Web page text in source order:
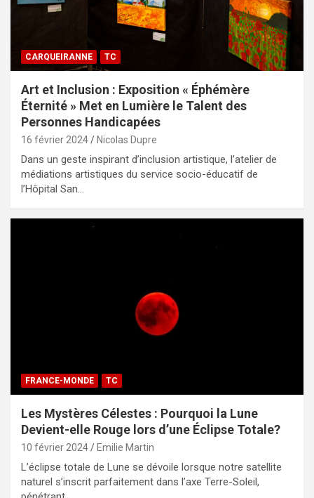
CARQUEIRANNE TC
Art et Inclusion : Exposition « Éphémère
Éternité » Met en Lumière le Talent des
Personnes Handicapées
16 février 2024 Nicolas Dupre
Dans un geste inspirant d’inclusion artistique, l’atelier de
médiations artistiques du service socio-éducatif de
l’Hôpital San…
FRANCE-MONDE TC
Les Mystères Célestes : Pourquoi la Lune
Devient-elle Rouge lors d’une Éclipse Totale?
10 février 2024 Emilie Martin
L’éclipse totale de Lune se dévoile lorsque notre satellite
naturel s’inscrit parfaitement dans l’axe Terre-Soleil,